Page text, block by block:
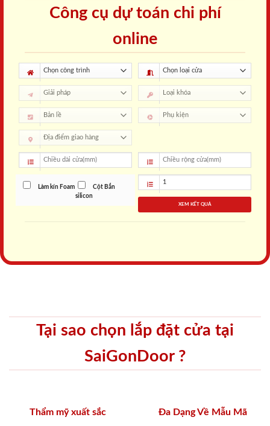
Công cụ dự toán chi phí
online
Làm kín Foam
Cột Bắn
silicon
XEM KẾT QUẢ
Tại sao chọn lắp đặt cửa tại
SaiGonDoor ?
Thẩm mỹ xuất sắc Đa Dạng Về Mẫu Mã